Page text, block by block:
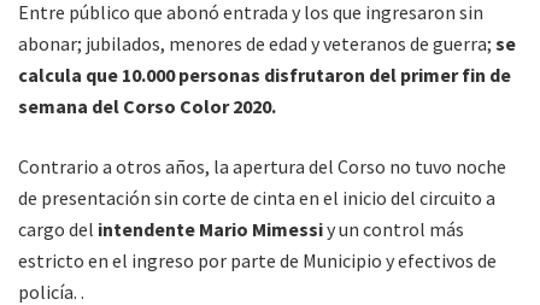
Entre público que abonó entrada y los que ingresaron sin
abonar; jubilados, menores de edad y veteranos de guerra; se
calcula que 10.000 personas disfrutaron del primer fin de
semana del Corso Color 2020.
Contrario a otros años, la apertura del Corso no tuvo noche
de presentación sin corte de cinta en el inicio del circuito a
cargo del intendente Mario Mimessiy un control más
estricto en el ingreso por parte de Municipio y efectivos de
policía. .